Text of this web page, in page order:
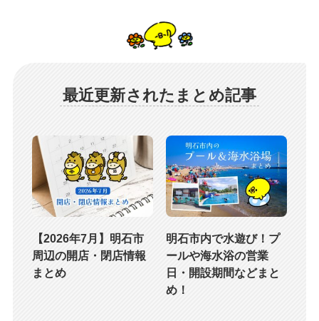
最近更新されたまとめ記事
【2026年7月】明石市
周辺の開店・閉店情報
まとめ
明石市内で水遊び！プ
ールや海水浴の営業
日・開設期間などまと
め！